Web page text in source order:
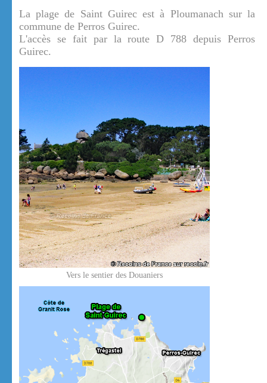
La plage de Saint Guirec est à Ploumanach sur la
commune de Perros Guirec.
L'accès se fait par la route D 788 depuis Perros
Guirec.
Vers le sentier des Douaniers